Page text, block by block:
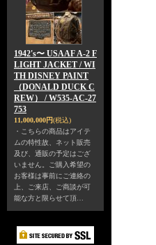
1942's〜 USAAF A-2 F
LIGHT JACKET / WI
TH DISNEY PAINT
（DONALD DUCK C
REW） / W535-AC-27
753
11,000,000円(税込)
・こちらの商品はアイテ
ムの特性故、ネット販売
及び、通販の予定はござ
いません。ご購入希望の
お客様は事前にご連絡の
上、ご来店、ご商談が可
能な方と限らせて頂…